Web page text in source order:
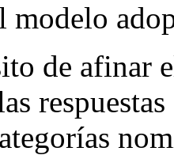
modelo
de afinar